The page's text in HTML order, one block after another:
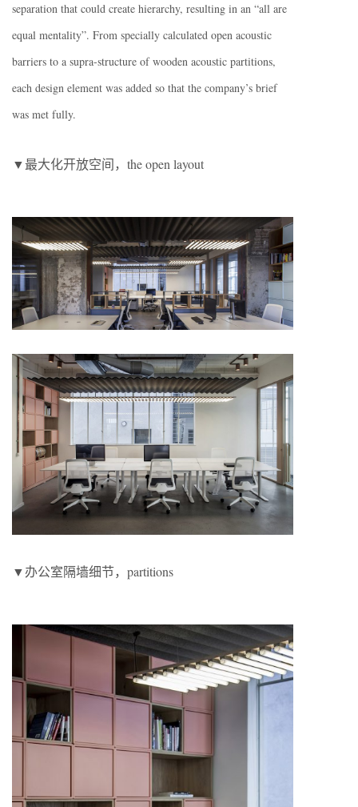
separation that could create hierarchy, resulting in an “all are
equal mentality”. From specially calculated open acoustic
barriers to a supra-structure of wooden acoustic partitions,
each design element was added so that the company’s brief
was met fully.
▼最大化开放空间，the open layout
▼办公室隔墙细节，partitions